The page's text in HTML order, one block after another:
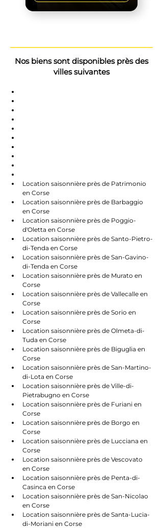
Nos biens sont disponibles près des
villes suivantes
Location saisonnière près de Patrimonio
en Corse
Location saisonnière près de Barbaggio
en Corse
Location saisonnière près de Poggio-
d'Oletta en Corse
Location saisonnière près de Santo-Pietro-
di-Tenda en Corse
Location saisonnière près de San-Gavino-
di-Tenda en Corse
Location saisonnière près de Murato en
Corse
Location saisonnière près de Vallecalle en
Corse
Location saisonnière près de Sorio en
Corse
Location saisonnière près de Olmeta-di-
Tuda en Corse
Location saisonnière près de Biguglia en
Corse
Location saisonnière près de San-Martino-
di-Lota en Corse
Location saisonnière près de Ville-di-
Pietrabugno en Corse
Location saisonnière près de Furiani en
Corse
Location saisonnière près de Borgo en
Corse
Location saisonnière près de Lucciana en
Corse
Location saisonnière près de Vescovato
en Corse
Location saisonnière près de Penta-di-
Casinca en Corse
Location saisonnière près de San-Nicolao
en Corse
Location saisonnière près de Santa-Lucia-
di-Moriani en Corse